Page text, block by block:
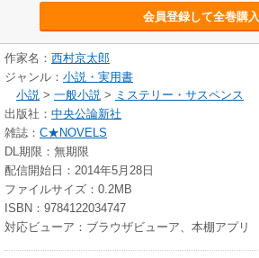
会員登録して全巻購入
作家名： 西村京太郎
ジャンル： 小説・実用書
小説 > 一般小説 > ミステリー・サスペンス
出版社： 中央公論新社
雑誌： C★NOVELS
DL期限：無期限
配信開始日：2014年5月28日
ファイルサイズ：0.2MB
ISBN：9784122034747
対応ビューア：ブラウザビューア、本棚アプリ